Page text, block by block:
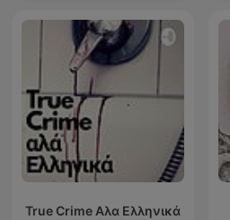
True Crime Αλα Ελληνικά